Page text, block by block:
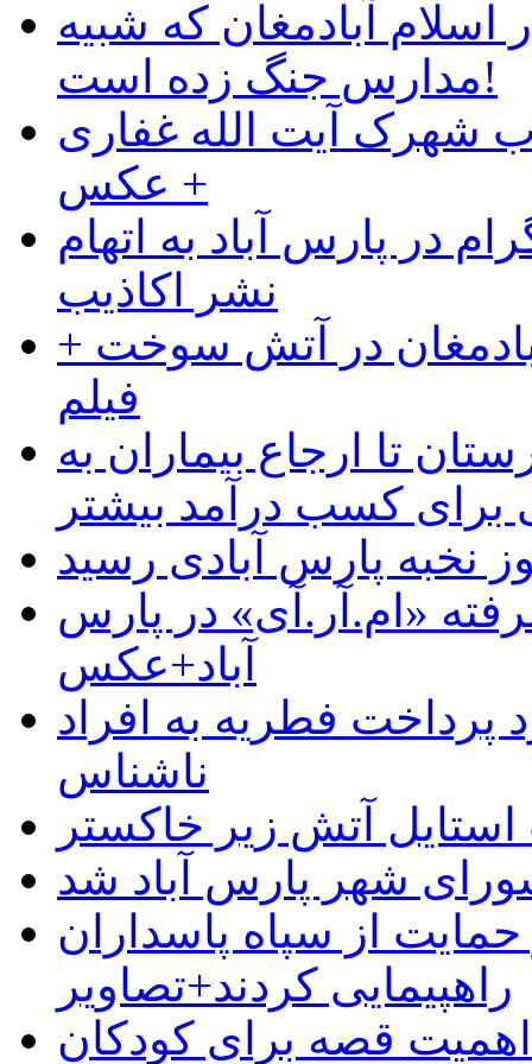
آبادمغان که شبیه
مدارس جنگ زده است!
شهرک آیت الله غفاری
+ عکس
در پارس آباد به اتهام
نشر اکاذیب
در آتش سوخت +
فیلم
تا ارجاع بیماران به
کسب درآمد بیشتر
نخبه پارس آبادی رسید
«ام.آر.آی» در پارس
آباد+عکس
پرداخت فطریه به افراد
ناشناس
آتش زیر خاکستر
شهر پارس آباد شد
از سپاه پاسداران
راهپیمایی کردند+تصاویر